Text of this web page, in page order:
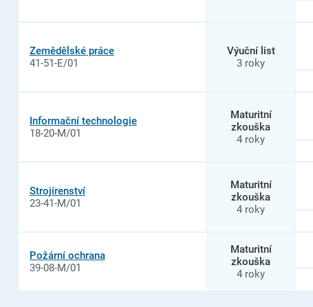
Zemědělské práce
41-51-E/01
Výuční list
3 roky
Informační technologie
18-20-M/01
Maturitní
zkouška
4 roky
Strojírenství
23-41-M/01
Maturitní
zkouška
4 roky
Požární ochrana
39-08-M/01
Maturitní
zkouška
4 roky